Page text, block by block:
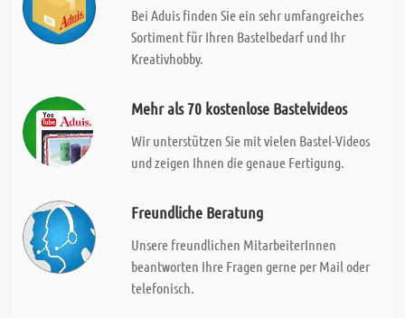
Bei Aduis finden Sie ein sehr umfangreiches
Sortiment für Ihren Bastelbedarf und Ihr
Kreativhobby.
Mehr als 70 kostenlose Bastelvideos
Wir unterstützen Sie mit vielen Bastel-Videos
und zeigen Ihnen die genaue Fertigung.
Freundliche Beratung
Unsere freundlichen MitarbeiterInnen
beantworten Ihre Fragen gerne per Mail oder
telefonisch.